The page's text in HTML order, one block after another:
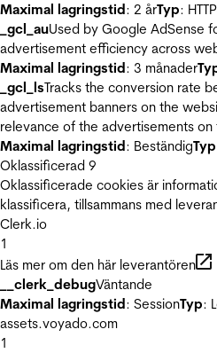
Maximal lagringstid: 2 årTyp:
_gcl_auUsed by Google AdSense
advertisement efficiency across
Maximal lagringstid: 3 månader
_gcl_lsTracks the conversion rate
advertisement banners on the
relevance of the advertisements
Maximal lagringstid: BeständigTyp
Oklassificerad 9
Oklassificerade cookies är
klassificera, tillsammans med
Clerk.io
1
Läs mer om den här leverantören
__clerk_debugVäntande
Maximal lagringstid: SessionTyp:
assets.voyado.com
1